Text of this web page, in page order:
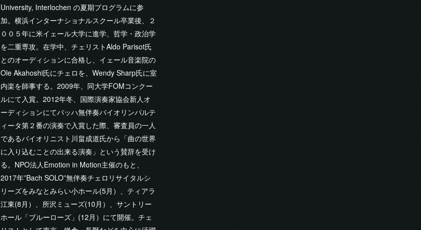
University, Interlochen の夏期プログラムに参
加。横浜インターナショナルスクール卒業後、２
００５年に米イェール大学に進学、哲学・政治学
を二重専攻。在学中、チェリストAldo Parisot氏
とのオーディションに合格し、イェール音楽院の
Ole Akahoshi氏にチェロを、Wendy Sharp氏に室
内楽を師事する。2009年、同大学FOMコンクー
ルにて入賞。2012年冬、国際演奏家協会新人オ
ーディションにてバッハ無伴奏バイオリンパルテ
ィータ第２番の演奏で入賞した際、審査員の一人
であるバイオリニスト川畠成道氏から「曲の世界
に入り込むことの出来る演奏」という賛辞を受け
る。NPO法人Emotion in Motion主催のもと、
2017年”Bach SOLO”無伴奏チェロリサイタルシ
リーズをみなとみらい小ホール(5月）、ティアラ
江東(8月）、所沢ミューズ(10月）、サントリー
ホール「ブルーローズ」(12月）にて開催。チェ